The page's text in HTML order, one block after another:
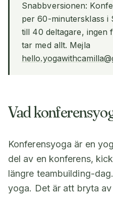
Snabbversionen:
per 60-minutersklass i
till 40 deltagare, ingen
tar med allt. Mejla
Vad
Konferensyoga är en
del av en konferens,
längre teambuilding-
yoga. Det är att bryta